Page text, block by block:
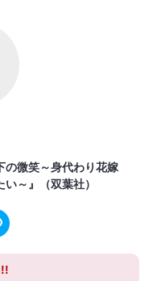
の微笑～身代わり花嫁
～』（双葉社）